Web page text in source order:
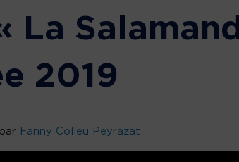
La
2019
Fanny Colleu Peyrazat